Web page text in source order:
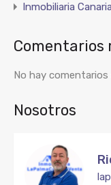
Inmobiliaria
Comentarios
No hay comentarios
Nosotros